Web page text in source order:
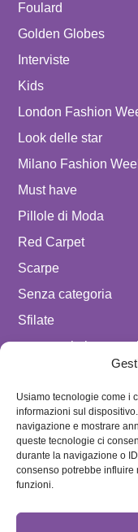
Usiamo tecnologie come i
informazioni sul
navigazione e mostrare
queste tecnologie ci
durante la navigazione o
consenso potrebbe influire
funzioni.
Foulard
Golden Globes
Interviste
Kids
London Fashion
Look delle star
Milano Fashion
Must have
Pillole di Moda
Red Carpet
Scarpe
Senza categoria
Sfilate
Uomo
SEGUICI SU
ISCRIVITI ALLA